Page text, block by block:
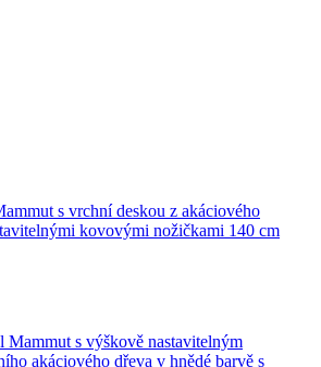
s vrchní deskou z akáciového
kovovými nožičkami 140 cm